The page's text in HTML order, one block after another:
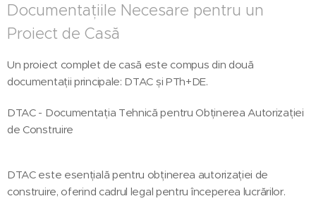
Documentațiile Necesare pentru un
Proiect de Casă
Un proiect complet de casă este compus din două
documentații principale: DTAC și PTh+DE.
DTAC - Documentația Tehnică pentru Obținerea Autorizației
de Construire
DTAC este esențială pentru obținerea autorizației de
construire, oferind cadrul legal pentru începerea lucrărilor.